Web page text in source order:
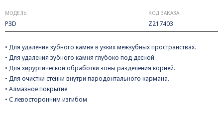
МОДЕЛЬ:
P3D
КОД ЗАКАЗА:
Z217403
• Для удаления зубного камня в узких межзубных пространствах.
• Для удаления зубного камня глубоко под десной.
• Для хирургической обработки зоны разделения корней.
• Для очистки стенки внутри пародонтального кармана.
• Алмазное покрытие
• С левосторонним изгибом